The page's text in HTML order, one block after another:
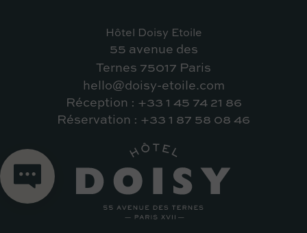
Hôtel Doisy Etoile
55 avenue des
Ternes 75017 Paris
hello@doisy-etoile.com
Réception : +33 1 45 74 21 86
Réservation : +33 1 87 58 08 46